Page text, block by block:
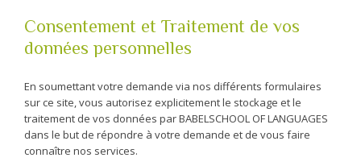
Consentement et Traitement de vos
données personnelles
En soumettant votre demande via nos différents formulaires
sur ce site, vous autorisez explicitement le stockage et le
traitement de vos données par BABELSCHOOL OF LANGUAGES
dans le but de répondre à votre demande et de vous faire
connaître nos services.